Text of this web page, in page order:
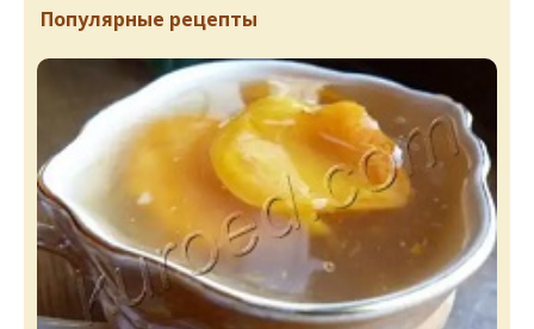
Популярные рецепты